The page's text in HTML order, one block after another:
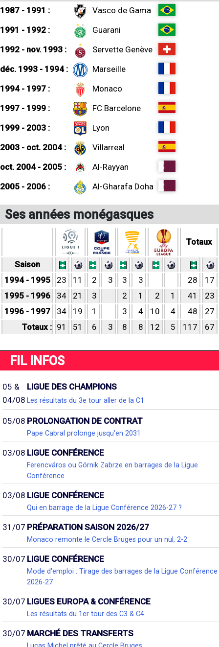
1987 - 1991 :
Vasco de Gama
1991 - 1992 :
Guarani
1992 - nov. 1993 :
Servette Genève
déc. 1993 - 1994 :
Marseille
1994 - 1997 :
Monaco
1997 - 1999 :
FC Barcelone
1999 - 2003 :
Lyon
2003 - oct. 2004 :
Villarreal
oct. 2004 - 2005 :
Al-Rayyan
2005 - 2006 :
Al-Gharafa Doha
Ses années monégasques
Totaux
Saison
1994 - 1995
23 11 2 3 3 3 28
17
1995 - 1996
34 21 3 2 1 2 1 41
23
1996 - 1997
34 19 1 3 4 10 4 48
27
Totaux : 91 51 6 3 8 8 12 5 117 67
FIL INFOS
05 &
04/08
LIGUE DES CHAMPIONS
Les résultats du 3e tour aller de la C1
05/08 PROLONGATION DE CONTRAT
Pape Cabral prolonge jusqu'en 2031
03/08 LIGUE CONFÉRENCE
Ferencváros ou Górnik Zabrze en barrages de la Ligue
Conférence
03/08 LIGUE CONFÉRENCE
Qui en barrage de la Ligue Conférence 2026-27 ?
31/07 PRÉPARATION SAISON 2026/27
Monaco remonte le Cercle Bruges pour un nul, 2-2
30/07 LIGUE CONFÉRENCE
Mode d'emploi : Tirage des barrages de la Ligue Conférence
2026-27
30/07 LIGUES EUROPA & CONFÉRENCE
Les résultats du 1er tour des C3 & C4
30/07 MARCHÉ DES TRANSFERTS